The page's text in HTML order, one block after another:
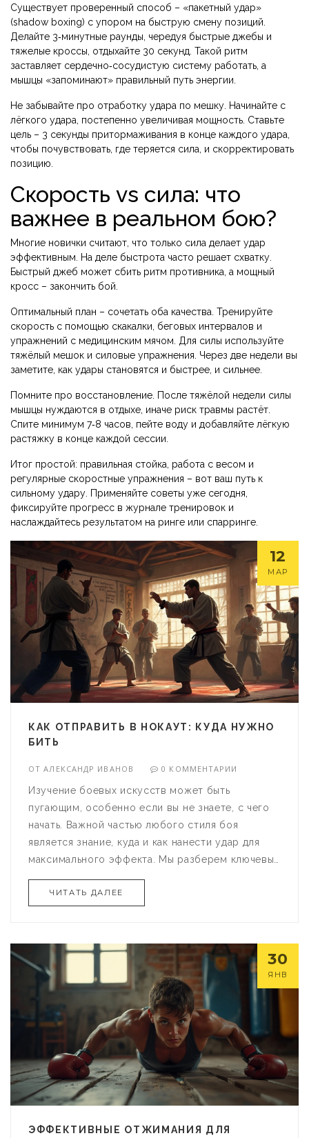
Существует проверенный способ – «пакетный удар»
(shadow boxing) с упором на быструю смену позиций.
Делайте 3‑минутные раунды, чередуя быстрые джебы и
тяжелые кроссы, отдыхайте 30 секунд. Такой ритм
заставляет сердечно‑сосудистую систему работать, а
мышцы «запоминают» правильный путь энергии.
Не забывайте про отработку удара по мешку. Начинайте с
лёгкого удара, постепенно увеличивая мощность. Ставьте
цель – 3 секунды притормаживания в конце каждого удара,
чтобы почувствовать, где теряется сила, и скорректировать
позицию.
Скорость vs сила: что
важнее в реальном бою?
Многие новички считают, что только сила делает удар
эффективным. На деле быстрота часто решает схватку.
Быстрый джеб может сбить ритм противника, а мощный
кросс – закончить бой.
Оптимальный план – сочетать оба качества. Тренируйте
скорость с помощью скакалки, беговых интервалов и
упражнений с медицинским мячом. Для силы используйте
тяжёлый мешок и силовые упражнения. Через две недели вы
заметите, как удары становятся и быстрее, и сильнее.
Помните про восстановление. После тяжёлой недели силы
мышцы нуждаются в отдыхе, иначе риск травмы растёт.
Спите минимум 7‑8 часов, пейте воду и добавляйте лёгкую
растяжку в конце каждой сессии.
Итог простой: правильная стойка, работа с весом и
регулярные скоростные упражнения – вот ваш путь к
сильному удару. Применяйте советы уже сегодня,
фиксируйте прогресс в журнале тренировок и
наслаждайтесь результатом на ринге или спарринге.
12
МАР
КАК ОТПРАВИТЬ В НОКАУТ: КУДА НУЖНО
БИТЬ
ОТАЛЕКСАНДР ИВАНОВ 0 КОММЕНТАРИИ
Изучение боевых искусств может быть
пугающим, особенно если вы не знаете, с чего
начать. Важной частью любого стиля боя
является знание, куда и как нанести удар для
максимального эффекта. Мы разберем ключевые
нокаут, а также дадим полезные советы для
повысить вашу уверенность.
ЧИТАТЬ ДАЛЕЕ
30
ЯНВ
ЭФФЕКТИВНЫЕ ОТЖИМАНИЯ ДЛЯ